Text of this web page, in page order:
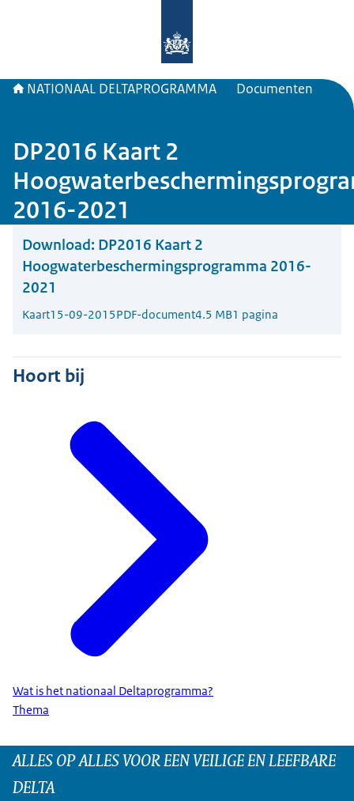
NATIONAAL DELTAPROGRAMMA Documenten
DP2016 Kaart 2
2016-2021
Download: DP2016 Kaart 2
Hoogwaterbeschermingsprogramma 2016-
2021
Kaart15-09-2015PDF-document4.5 MB1 pagina
Hoort bij
Wat is het nationaal Deltaprogramma?
Thema
ALLES OP ALLES VOOR EEN VEILIGE EN LEEFBARE
DELTA